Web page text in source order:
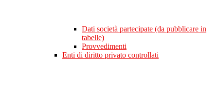
Dati società partecipate (da pubblicare in
tabelle)
Provvedimenti
Enti di diritto privato controllati